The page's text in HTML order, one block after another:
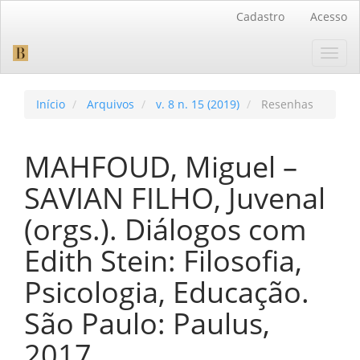
Barra
Cadastro Acesso
Início Arquivos v. 8 n. 15 (2019) Resenhas
MAHFOUD, Miguel –
SAVIAN FILHO, Juvenal
(orgs.). Diálogos com
Edith Stein: Filosofia,
Psicologia, Educação.
São Paulo: Paulus,